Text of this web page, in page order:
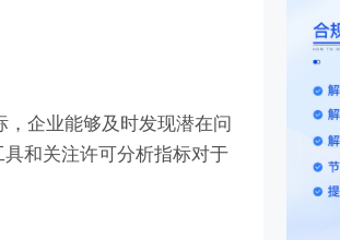
企业能够及时发现潜在问
和关注许可分析指标对于